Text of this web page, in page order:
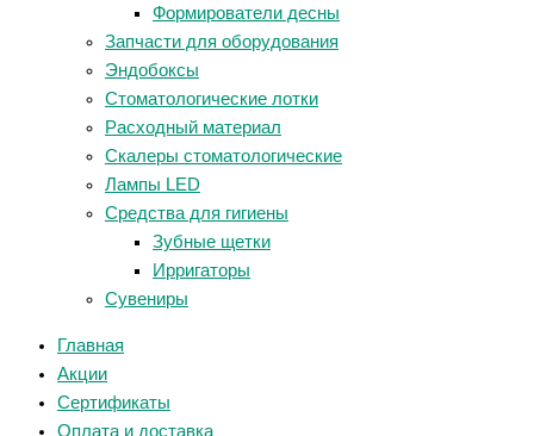
Формирователи десны
Запчасти для оборудования
Эндобоксы
Стоматологические лотки
Расходный материал
Скалеры стоматологические
Лампы LED
Средства для гигиены
Зубные щетки
Ирригаторы
Сувениры
Главная
Акции
Сертификаты
Оплата и доставка